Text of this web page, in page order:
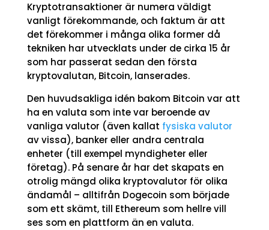
Kryptotransaktioner är numera väldigt
vanligt förekommande, och faktum är att
det förekommer i många olika former då
tekniken har utvecklats under de cirka 15 år
som har passerat sedan den första
kryptovalutan, Bitcoin, lanserades.
Den huvudsakliga idén bakom Bitcoin var att
ha en valuta som inte var beroende av
vanliga valutor (även kallat fysiska valutor
av vissa), banker eller andra centrala
enheter (till exempel myndigheter eller
företag). På senare år har det skapats en
otrolig mängd olika kryptovalutor för olika
ändamål – alltifrån Dogecoin som började
som ett skämt, till Ethereum som hellre vill
ses som en plattform än en valuta.